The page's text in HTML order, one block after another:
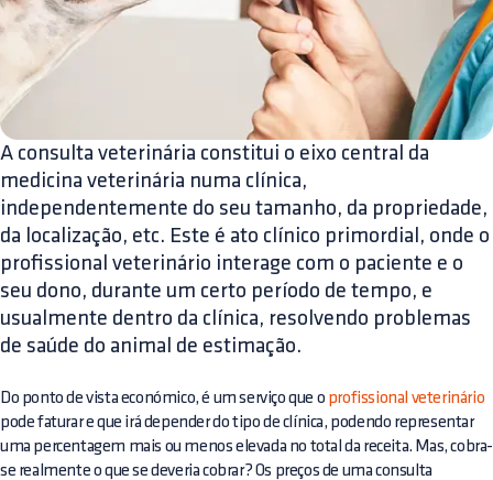
A consulta veterinária constitui o eixo central da
medicina veterinária numa clínica,
independentemente do seu tamanho, da propriedade,
da localização, etc. Este é ato clínico primordial, onde o
profissional veterinário interage com o paciente e o
seu dono, durante um certo período de tempo, e
usualmente dentro da clínica, resolvendo problemas
de saúde do animal de estimação.
Do ponto de vista económico, é um serviço que o profissional veterinário
pode faturar e que irá depender do tipo de clínica, podendo representar
uma percentagem mais ou menos elevada no total da receita. Mas, cobra-
se realmente o que se deveria cobrar? Os preços de uma consulta